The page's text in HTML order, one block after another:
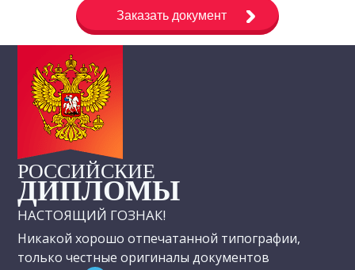
Заказать документ
РОССИЙСКИЕ
ДИПЛОМЫ
НАСТОЯЩИЙ ГОЗНАК!
Никакой хорошо отпечатанной типографии,
только честные оригиналы документов